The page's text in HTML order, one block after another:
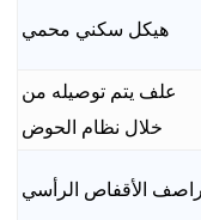
هيكل سكني محمي
علف يتم توصيله من
خلال نظام الحوض
الأقفاص الرأسي